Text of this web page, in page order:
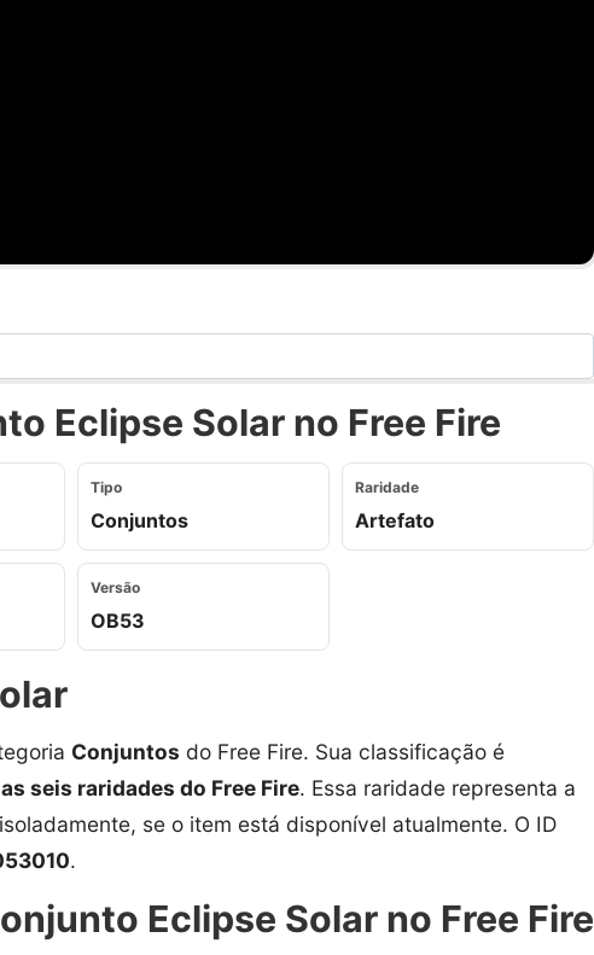
Eclipse Solar no Free Fire
Tipo
Conjuntos
Raridade
Artefato
Versão
OB53
Conjuntos do Free Fire. Sua classificação é
seis raridades do Free Fire. Essa raridade representa a
se o item está disponível atualmente. O ID
.
Eclipse Solar no Free Fire